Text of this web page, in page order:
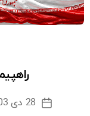
تاریخ
28 دی 1403